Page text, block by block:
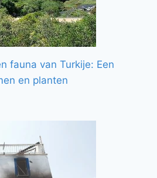
fauna van Turkije: Een
en planten